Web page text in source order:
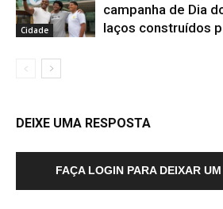
Cidade
campanha de Dia
laços construídos
DEIXE UMA RESPOSTA
FAÇA LOGIN PARA DEIXAR